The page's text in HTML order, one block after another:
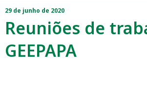
29 de junho de 2020
Reuniões de
GEEPAPA